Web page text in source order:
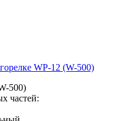
WP-12 (W-500)
500)
частей: